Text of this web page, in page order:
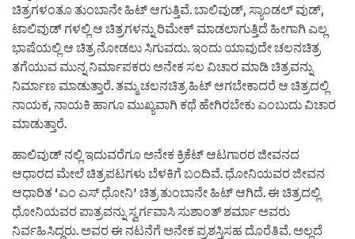
ಚಿತ್ರಗಳಂತೂ ತುಂಬಾನೇ ಹಿಟ್ ಆಗುತ್ತಿವೆ. ಬಾಲಿವುಡ್, ಸ್ಯಾಂಡಲ್ ವುಡ್,
ಟಾಲಿವುಡ್ ಗಳಲ್ಲಿ ಆ ಚಿತ್ರಗಳನ್ನು ರಿಮೇಕ್ ಮಾಡಲಾಗುತ್ತಿದೆ ಹೀಗಾಗಿ ಎಲ್ಲ
ಭಾಷೆಯಲ್ಲಿ ಆ ಚಿತ್ರ ನೋಡಲು ಸಿಗುವದು. ಇಂದು ಯಾವುದೇ ಚಲನಚಿತ್ರ
ತಗೆಯುವ ಮುನ್ನ ನಿರ್ಮಾಪಕರು ಅನೇಕ ಸಲ ವಿಚಾರ ಮಾಡಿ ಚಿತ್ರವನ್ನು
ನಿರ್ಮಾಣ ಮಾಡುತ್ತಾರೆ. ತಮ್ಮ ಚಲನಚಿತ್ರ ಹಿಟ್ ಆಗಬೇಕಾದರೆ ಆ ಚಿತ್ರದಲ್ಲಿ
ನಾಯಕ, ನಾಯಕಿ ಹಾಗೂ ಮುಖ್ಯವಾಗಿ ಕಥೆ ಹೇಗಿರಬೇಕು ಎಂಬುದು ವಿಚಾರ
ಮಾಡುತ್ತಾರೆ.
ಹಾಲಿವುಡ್ ನಲ್ಲಿ ಇದುವರೆಗೂ ಅನೇಕ ಕ್ರಿಕೆಟ್ ಆಟಗಾರರ ಜೀವನದ
ಆಧಾರದ ಮೇಲೆ ಚಿತ್ರಪಟಗಳು ಬೆಳಕಿಗೆ ಬಂದಿವೆ. ಧೋನಿಯವರ ಜೀವನ
ಆಧಾರಿತ ‘ಎಂ ಎಸ್ ಧೋನಿ’ ಚಿತ್ರ ತುಂಬಾನೇ ಹಿಟ್ ಆಗಿದೆ. ಈ ಚಿತ್ರದಲ್ಲಿ
ಧೋನಿಯವರ ಪಾತ್ರವನ್ನು ಸ್ವರ್ಗವಾಸಿ ಸುಶಾಂತ್ ಶರ್ಮಾ ಅವರು
ನಿರ್ವಹಿಸಿದ್ದರು. ಅವರ ಈ ನಟನೆಗೆ ಅನೇಕ ಪ್ರಶಸ್ತಿಸಹ ದೊರೆತಿವೆ. ಅಲ್ಲದೆ